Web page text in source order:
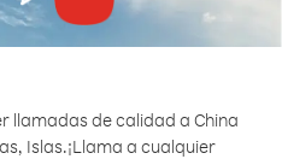
llamadas de calidad a China
Islas.¡Llama a cualquier